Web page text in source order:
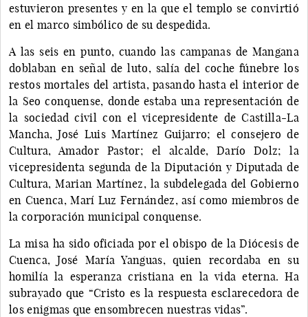
estuvieron presentes y en la que el templo se convirtió
en el marco simbólico de su despedida.
A las seis en punto, cuando las campanas de Mangana
doblaban en señal de luto, salía del coche fúnebre los
restos mortales del artista, pasando hasta el interior de
la Seo conquense, donde estaba una representación de
la sociedad civil con el vicepresidente de Castilla-La
Mancha, José Luis Martínez Guijarro; el consejero de
Cultura, Amador Pastor; el alcalde, Darío Dolz; la
vicepresidenta segunda de la Diputación y Diputada de
Cultura, Marian Martínez, la subdelegada del Gobierno
en Cuenca, Marí Luz Fernández, así como miembros de
la corporación municipal conquense.
La misa ha sido oficiada por el obispo de la Diócesis de
Cuenca, José María Yanguas, quien recordaba en su
homilía la esperanza cristiana en la vida eterna. Ha
subrayado que “Cristo es la respuesta esclarecedora de
los enigmas que ensombrecen nuestras vidas”.